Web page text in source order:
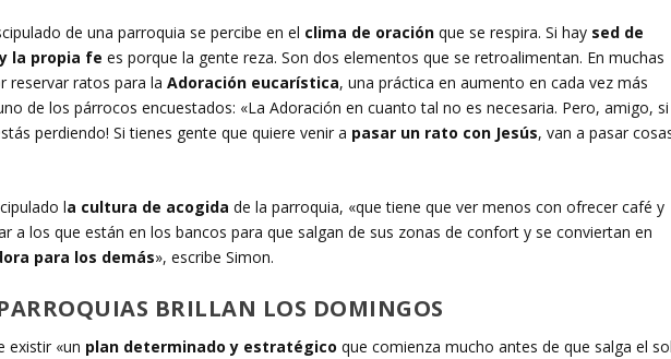
de una parroquia se percibe en el clima de oración que se respira. Si hay sed de
la propia fees porque la gente reza. Son dos elementos que se retroalimentan. En muchas
reservar ratos para laAdoración eucarística, una práctica en aumento en cada vez más
de los párrocos encuestados: «La Adoración en cuanto tal no es necesaria. Pero, amigo, si
perdiendo! Si tienes gente que quiere venir a pasar un rato con Jesús, van a pasar
la cultura de acogidade la parroquia, «que tiene que ver menos con ofrecer café y
a los que están en los bancos para que salgan de sus zonas de confort y se conviertan en
para los demás», escribe Simon.
BRILLAN LOS DOMINGOS
existir «un plan determinado y estratégico que comienza mucho antes de que salga el sol